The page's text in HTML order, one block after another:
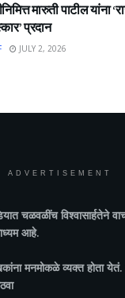
मारुती पाटील यांना
प्रदान
JULY 2, 2026
ADVERTISEMENT
चळवळींच विश्वासार्हतेने
आहे.
मनमोकळे व्यक्त होता येतं.